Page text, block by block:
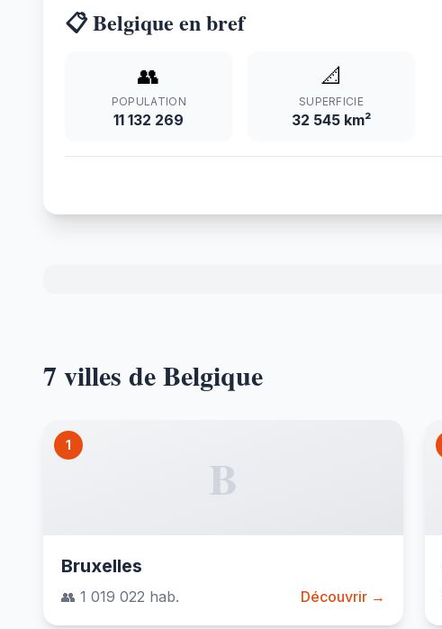
📋 Belgique en bref
👥
POPULATION
11 132 269
📐
SUPERFICIE
32 545 km²
7 villes de Belgique
1
B
Bruxelles
👥 1 019 022 hab. Découvrir →